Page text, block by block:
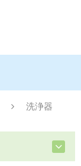
洗浄器